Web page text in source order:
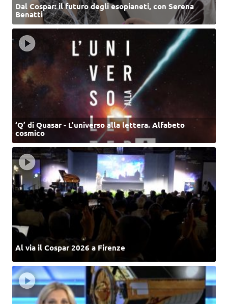
Dal Cospar: il futuro degli esopianeti, con Serena
Benatti
‘Q’ di Quasar - L'universo alla lettera. Alfabeto
cosmico
Al via il Cospar 2026 a Firenze